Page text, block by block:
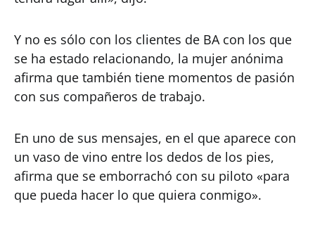
Y no es sólo con los clientes de BA con los que
se ha estado relacionando, la mujer anónima
afirma que también tiene momentos de pasión
con sus compañeros de trabajo.
En uno de sus mensajes, en el que aparece con
un vaso de vino entre los dedos de los pies,
afirma que se emborrachó con su piloto «para
que pueda hacer lo que quiera conmigo».